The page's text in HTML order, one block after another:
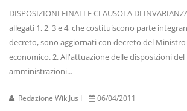
DISPOSIZIONI FINALI E CLAUSOLA DI
allegati 1, 2, 3 e 4, che costituiscono parte
decreto, sono aggiornati con decreto del
economico. 2. All'attuazione delle disposizioni
amministrazioni...
Redazione WikiJus I 06/04/2011